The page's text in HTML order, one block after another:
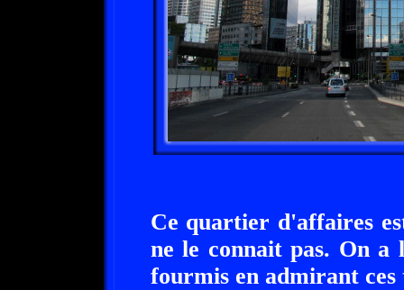
Ce quartier d'affaires
ne le connait pas. On a
fourmis en admirant ces